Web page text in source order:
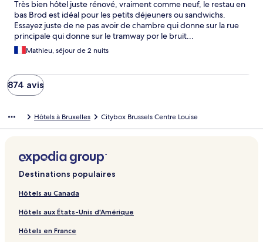
Très bien hôtel juste rénové, vraiment comme neuf, le restau en
bas Brod est idéal pour les petits déjeuners ou sandwichs.
Essayez juste de ne pas avoir de chambre qui donne sur la rue
principale qui donne sur le tramway por le bruit...
Mathieu, séjour de 2 nuits
874 avis
Hôtels à Bruxelles Citybox Brussels Centre Louise
Destinations populaires
Hôtels au Canada
Hôtels aux États-Unis d'Amérique
Hôtels en France